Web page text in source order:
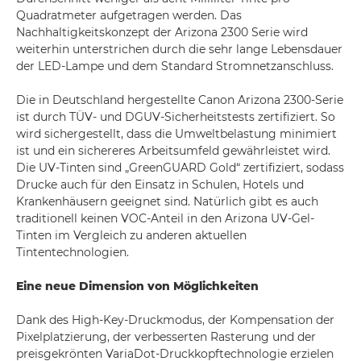
Quadratmeter aufgetragen werden. Das
Nachhaltigkeitskonzept der Arizona 2300 Serie wird
weiterhin unterstrichen durch die sehr lange Lebensdauer
der LED-Lampe und dem Standard Stromnetzanschluss.
Die in Deutschland hergestellte Canon Arizona 2300-Serie
ist durch TÜV- und DGUV-Sicherheitstests zertifiziert. So
wird sichergestellt, dass die Umweltbelastung minimiert
ist und ein sichereres Arbeitsumfeld gewährleistet wird.
Die UV-Tinten sind „GreenGUARD Gold“ zertifiziert, sodass
Drucke auch für den Einsatz in Schulen, Hotels und
Krankenhäusern geeignet sind. Natürlich gibt es auch
traditionell keinen VOC-Anteil in den Arizona UV-Gel-
Tinten im Vergleich zu anderen aktuellen
Tintentechnologien.
Eine neue Dimension von Möglichkeiten
Dank des High-Key-Druckmodus, der Kompensation der
Pixelplatzierung, der verbesserten Rasterung und der
preisgekrönten VariaDot-Druckkopftechnologie erzielen